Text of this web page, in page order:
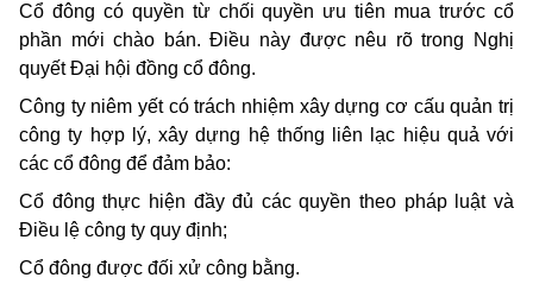
Cổ đông có quyền từ chối quyền ưu tiên mua trước cổ
phần mới chào bán. Điều này được nêu rõ trong Nghị
quyết Đại hội đồng cổ đông.
Công ty niêm yết có trách nhiệm xây dựng cơ cấu quản trị
công ty hợp lý, xây dựng hệ thống liên lạc hiệu quả với
các cổ đông để đảm bảo:
Cổ đông thực hiện đầy đủ các quyền theo pháp luật và
Điều lệ công ty quy định;
Cổ đông được đối xử công bằng.